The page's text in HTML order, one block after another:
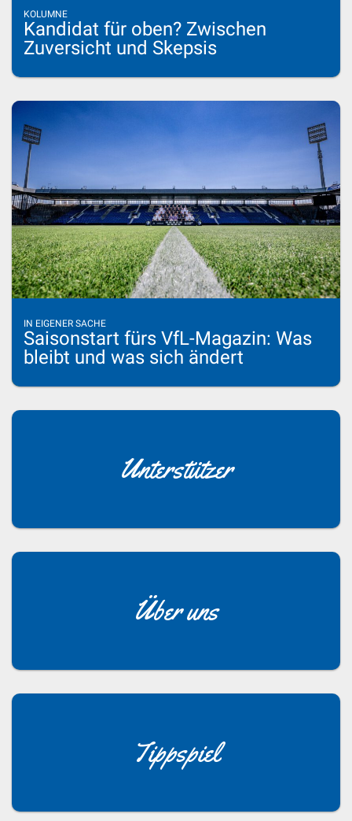
KOLUMNE
Kandidat für oben? Zwischen
Zuversicht und Skepsis
IN EIGENER SACHE
Saisonstart fürs VfL-Magazin: Was
bleibt und was sich ändert
Unterstützer
Über uns
Tippspiel